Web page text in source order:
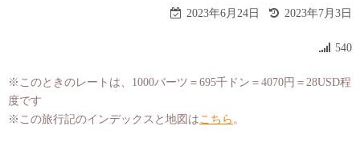
2023年6月24日 2023年7月3日
540
※このときのレートは、1000バーツ＝695千ドン＝4070円＝28USD程
度です
※この旅行記のインデックスと地図はこちら 。